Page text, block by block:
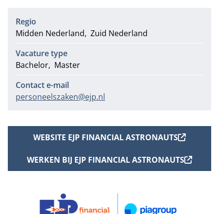
Regio
Midden Nederland Zuid Nederland
Vacature type
Bachelor Master
Contact e-mail
personeelszaken@ejp.nl
WEBSITE EJP FINANCIAL ASTRONAUTS
WERKEN BIJ EJP FINANCIAL ASTRONAUTS